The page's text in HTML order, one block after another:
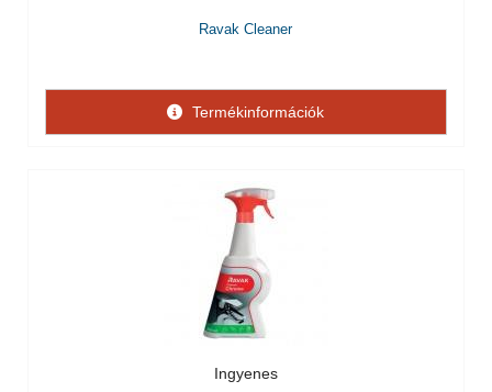
Ravak Cleaner
Termékinformációk
Ingyenes